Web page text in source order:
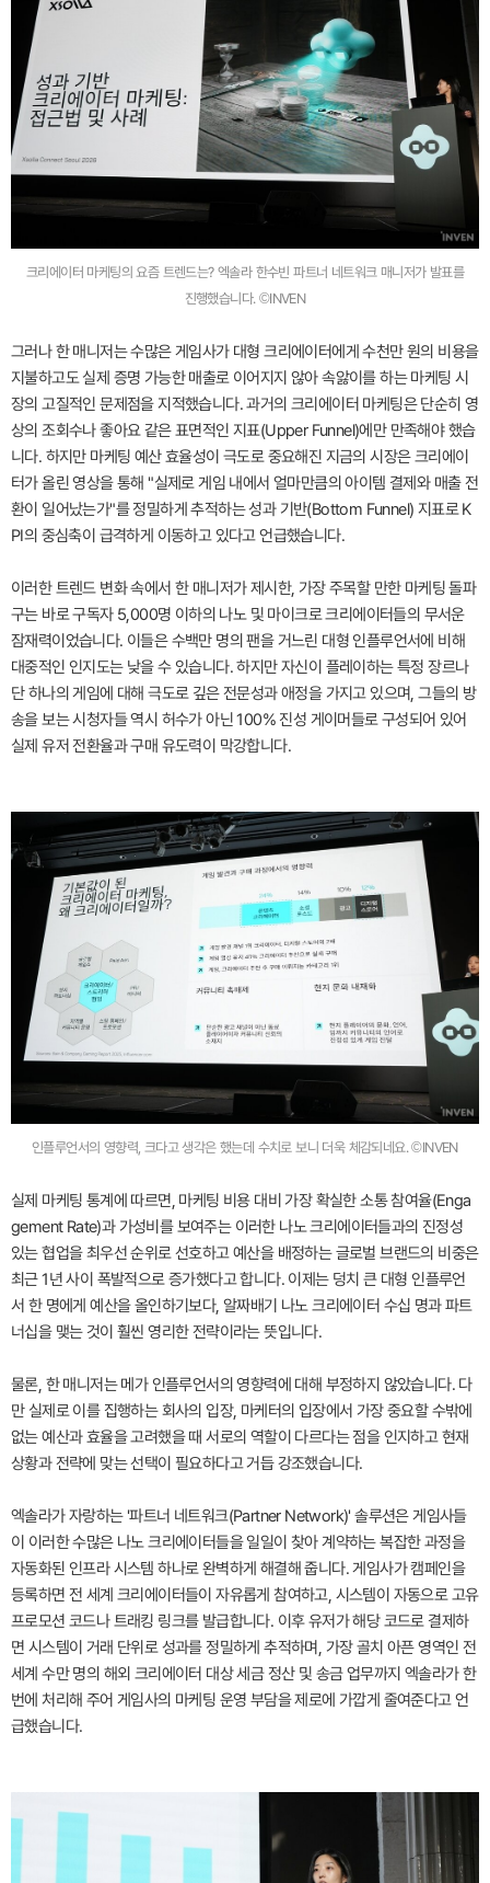
크리에이터 마케팅의 요즘 트렌드는? 엑솔라 한수빈 파트너 네트워크 매니저가 발표를
진행했습니다. ©INVEN
그러나 한 매니저는 수많은 게임사가 대형 크리에이터에게 수천만 원의 비용을
지불하고도 실제 증명 가능한 매출로 이어지지 않아 속앓이를 하는 마케팅 시
장의 고질적인 문제점을 지적했습니다. 과거의 크리에이터 마케팅은 단순히 영
상의 조회수나 좋아요 같은 표면적인 지표(Upper Funnel)에만 만족해야 했습
니다. 하지만 마케팅 예산 효율성이 극도로 중요해진 지금의 시장은 크리에이
터가 올린 영상을 통해 "실제로 게임 내에서 얼마만큼의 아이템 결제와 매출 전
환이 일어났는가"를 정밀하게 추적하는 성과 기반(Bottom Funnel) 지표로 K
PI의 중심축이 급격하게 이동하고 있다고 언급했습니다.
이러한 트렌드 변화 속에서 한 매니저가 제시한, 가장 주목할 만한 마케팅 돌파
구는 바로 구독자 5,000명 이하의 나노 및 마이크로 크리에이터들의 무서운
잠재력이었습니다. 이들은 수백만 명의 팬을 거느린 대형 인플루언서에 비해
대중적인 인지도는 낮을 수 있습니다. 하지만 자신이 플레이하는 특정 장르나
단 하나의 게임에 대해 극도로 깊은 전문성과 애정을 가지고 있으며, 그들의 방
송을 보는 시청자들 역시 허수가 아닌 100% 진성 게이머들로 구성되어 있어
실제 유저 전환율과 구매 유도력이 막강합니다.
인플루언서의 영향력, 크다고 생각은 했는데 수치로 보니 더욱 체감되네요. ©INVEN
실제 마케팅 통계에 따르면, 마케팅 비용 대비 가장 확실한 소통 참여율(Enga
gement Rate)과 가성비를 보여주는 이러한 나노 크리에이터들과의 진정성
있는 협업을 최우선 순위로 선호하고 예산을 배정하는 글로벌 브랜드의 비중은
최근 1년 사이 폭발적으로 증가했다고 합니다. 이제는 덩치 큰 대형 인플루언
서 한 명에게 예산을 올인하기보다, 알짜배기 나노 크리에이터 수십 명과 파트
너십을 맺는 것이 훨씬 영리한 전략이라는 뜻입니다.
물론, 한 매니저는 메가 인플루언서의 영향력에 대해 부정하지 않았습니다. 다
만 실제로 이를 집행하는 회사의 입장, 마케터의 입장에서 가장 중요할 수밖에
없는 예산과 효율을 고려했을 때 서로의 역할이 다르다는 점을 인지하고 현재
상황과 전략에 맞는 선택이 필요하다고 거듭 강조했습니다.
엑솔라가 자랑하는 '파트너 네트워크(Partner Network)' 솔루션은 게임사들
이 이러한 수많은 나노 크리에이터들을 일일이 찾아 계약하는 복잡한 과정을
자동화된 인프라 시스템 하나로 완벽하게 해결해 줍니다. 게임사가 캠페인을
등록하면 전 세계 크리에이터들이 자유롭게 참여하고, 시스템이 자동으로 고유
프로모션 코드나 트래킹 링크를 발급합니다. 이후 유저가 해당 코드로 결제하
면 시스템이 거래 단위로 성과를 정밀하게 추적하며, 가장 골치 아픈 영역인 전
세계 수만 명의 해외 크리에이터 대상 세금 정산 및 송금 업무까지 엑솔라가 한
번에 처리해 주어 게임사의 마케팅 운영 부담을 제로에 가깝게 줄여준다고 언
급했습니다.